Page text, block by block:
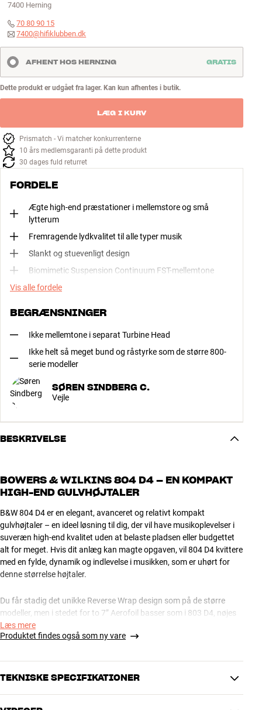
7400 Herning
70 80 90 15
7400@hifiklubben.dk
AFHENT HOS HERNING GRATIS
Dette produkt er udgået fra lager. Kan kun afhentes i butik.
LÆG I KURV
Prismatch - Vi matcher konkurrenterne
10 års medlemsgaranti på dette produkt
30 dages fuld returret
FORDELE
Ægte high-end præstationer i mellemstore og små
lytterum
Fremragende lydkvalitet til alle typer musik
Slankt og stuevenligt design
Biomimetic Suspension Continuum FST-mellemtone
Vis alle fordele
BEGRÆNSNINGER
Ikke mellemtone i separat Turbine Head
Ikke helt så meget bund og råstyrke som de større 800-
serie modeller
SØREN SINDBERG C.
Vejle
BESKRIVELSE
BOWERS & WILKINS 804 D4 – EN KOMPAKT
HIGH-END GULVHØJTALER
B&W 804 D4 er en elegant, avanceret og relativt kompakt
gulvhøjtaler – en ideel løsning til dig, der vil have musikoplevelser i
suveræn high-end kvalitet uden at belaste pladsen eller budgettet
alt for meget. Hvis dit anlæg kan magte opgaven, vil 804 D4 kvittere
med en fylde, dynamik og indlevelse i musikken, som er uhørt for
denne størrelse højtaler.
Du får stadig det unikke Reverse Wrap design som på de større
modeller, men i stedet for to 7” Aerofoil basser som i 803 D4, nøjes
du her med to 6,5” enheder. Den mest iøjnefaldende forskel er dog,
at Continuum FST-mellemtonen på 804 D4 er monteret direkte i
forhold til de større modellers separate Turbine Head.
Læs mere
Produktet findes også som ny vare
TEKNISKE SPECIFIKATIONER